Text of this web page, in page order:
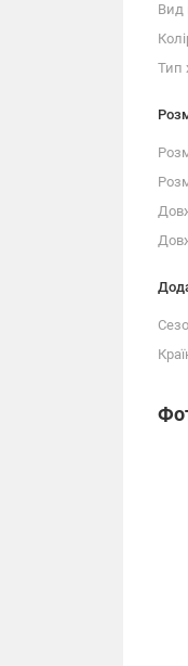
Вид
Тип